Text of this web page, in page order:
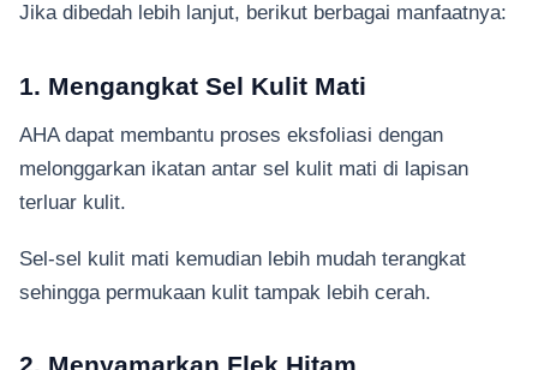
Jika dibedah lebih lanjut, berikut berbagai manfaatnya:
1. Mengangkat Sel Kulit Mati
AHA dapat membantu proses eksfoliasi dengan
melonggarkan ikatan antar sel kulit mati di lapisan
terluar kulit.
Sel-sel kulit mati kemudian lebih mudah terangkat
sehingga permukaan kulit tampak lebih cerah.